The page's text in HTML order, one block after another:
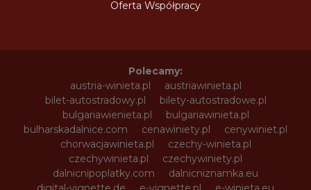
Oferta Współpracy
Polecamy:
austria-winieta.pl
austriawinieta.pl
bilet-autostradowy.pl
bilety-autostradowe.pl
bulgariawienieta.pl
bulgariawinieta.pl
bulharskadalnice.com
cenawiniety.pl
cenywiniet.pl
chorwacjawinieta.pl
czechy-winieta.pl
czechywinieta.pl
czechywiniety.pl
dalnicnipoplatky.com
dalnicniznamka.eu